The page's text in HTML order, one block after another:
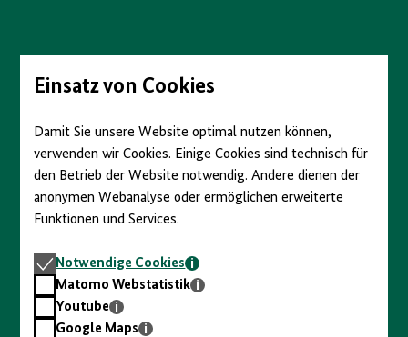
Seiteninhalt
springenEinsatz von Cookies
Damit Sie unsere Website optimal nutzen können,
verwenden wir Cookies. Einige Cookies sind technisch für
den Betrieb der Website notwendig. Andere dienen der
anonymen Webanalyse oder ermöglichen erweiterte
Funktionen und Services.
Notwendige
Cookies
Notwendige Cookies
Matomo
Webstatistik
Matomo Webstatistik
Youtube
Youtube
GoogleGoogle Maps